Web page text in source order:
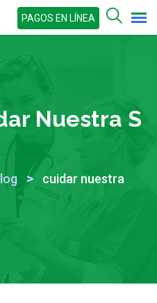
PAGOS EN LÍNEA
Nuestra S
>
cuidar nuestra